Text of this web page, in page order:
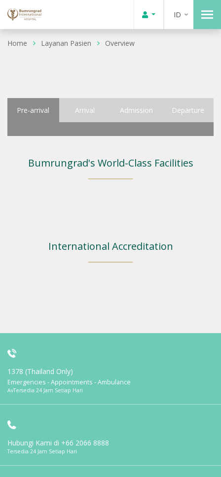
ID
Home Layanan Pasien Overview
Pre-arrival Arrival Admission Departure
Bumrungrad's World-Class Facilities
International Accreditation
1378 (Thailand Only)
Emergencies - Appointments - Ambulance
AvTersedia 24 Jam Setiap Hari
Hubungi Kami di +66 2066 8888
Tersedia 24 Jam Setiap Hari